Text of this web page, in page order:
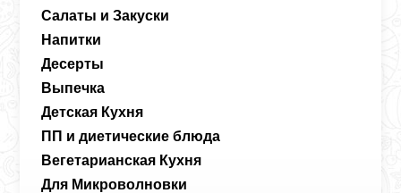
Салаты и Закуски
Напитки
Десерты
Выпечка
Детская Кухня
ПП и диетические блюда
Вегетарианская Кухня
Для Микроволновки